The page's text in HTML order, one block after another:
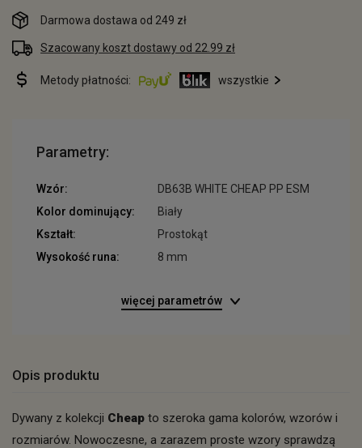
Darmowa dostawa od 249 zł
Szacowany koszt dostawy od 22.99 zł
Metody płatności: wszystkie
Parametry:
Wzór:
DB63B WHITE CHEAP PP ESM
Kolor dominujący:
Biały
Kształt:
Prostokąt
Wysokość runa:
8 mm
więcej parametrów
Opis produktu
Dywany z kolekcji Cheap to szeroka gama kolorów, wzorów i
rozmiarów. Nowoczesne, a zarazem proste wzory sprawdzą